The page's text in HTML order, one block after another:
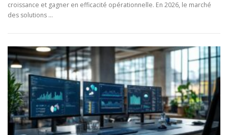
croissance et gagner en efficacité opérationnelle. En 2026, le marché
des solutions …